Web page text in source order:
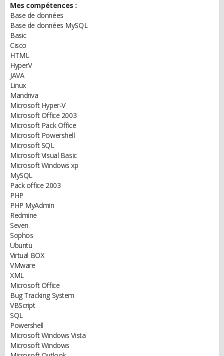
Mes compétences :
Base de données
Base de données MySQL
Basic
Cisco
HTML
HyperV
JAVA
Linux
Mandriva
Microsoft Hyper-V
Microsoft Office 2003
Microsoft Pack Office
Microsoft Powershell
Microsoft SQL
Microsoft Visual Basic
Microsoft Windows xp
MySQL
Pack office 2003
PHP
PHP MyAdmin
Redmine
Seven
Sophos
Ubuntu
Virtual BOX
VMware
XML
Microsoft Office
Bug Tracking System
VBScript
SQL
Powershell
Microsoft Windows Vista
Microsoft Windows